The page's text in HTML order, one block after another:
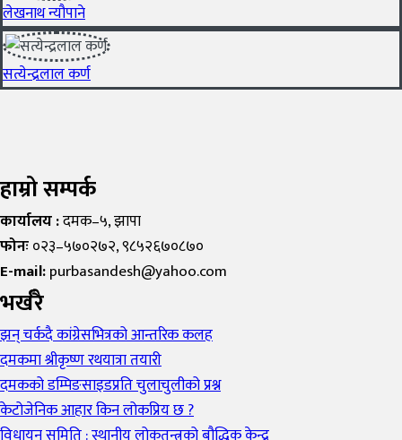
लेखनाथ न्यौपाने
सत्येन्द्रलाल कर्ण
हाम्रो सम्पर्क
कार्यालय :दमक–५, झापा
फोनः०२३–५७०२७२, ९८५२६७०८७०
E-mail:purbasandesh@yahoo.com
भर्खरै
झन् चर्कदै कांग्रेसभित्रको आन्तरिक कलह
दमकमा श्रीकृष्ण रथयात्रा तयारी
दमकको डम्पिङसाइडप्रति चुलाचुलीको प्रश्न
केटोजेनिक आहार किन लोकप्रिय छ ?